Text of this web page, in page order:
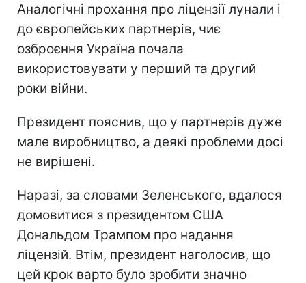
Аналогічні прохання про ліцензії лунали і
до європейських партнерів, чиє
озброєння Україна почала
використовувати у перший та другий
роки війни.
Президент пояснив, що у партнерів дуже
мале виробництво, а деякі проблеми досі
не вирішені.
Наразі, за словами Зеленського, вдалося
домовитися з президентом США
Дональдом Трампом про надання
ліцензій. Втім, президент наголосив, що
цей крок варто було зробити значно